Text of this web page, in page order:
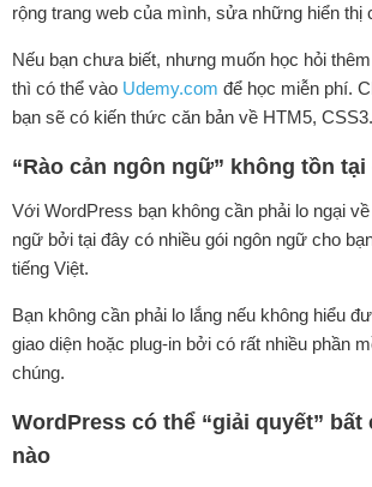
rộng trang web của mình, sửa những hiển thị
Nếu bạn chưa biết, nhưng muốn học hỏi
thì có thể vào Udemy.com để học miễn phí.
bạn sẽ có kiến thức căn bản về HTM5, CSS3.
“Rào cản ngôn ngữ” không tồn
Với WordPress bạn không cần phải lo ngại
ngữ bởi tại đây có nhiều gói ngôn ngữ cho
tiếng Việt.
Bạn không cần phải lo lắng nếu không hiểu
giao diện hoặc plug-in bởi có rất nhiều phần
chúng.
WordPress có thể “giải quyết”
nào